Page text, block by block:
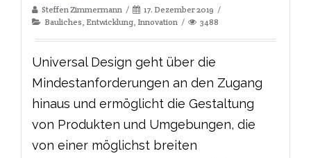
Steffen Zimmermann
17. Dezember 2019
Bauliches, Entwicklung, Innovation 3488
Universal Design geht über die
Mindestanforderungen an den Zugang
hinaus und ermöglicht die Gestaltung
von Produkten und Umgebungen, die
von einer möglichst breiten